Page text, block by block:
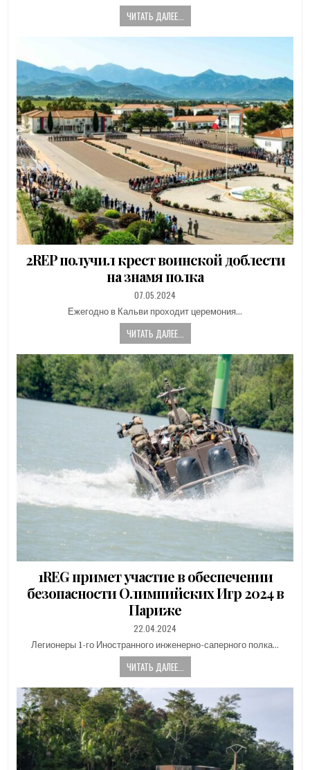
ЧИТАТЬ ДАЛЕЕ...
2REP получил крест воинской доблести
на знамя полка
PUBLISHED
DATE:
07.05.2024
Ежегодно в Кальви проходит церемония…
ЧИТАТЬ ДАЛЕЕ...
1REG примет участие в обеспечении
безопасности Олимпийских Игр 2024 в
Париже
PUBLISHED
DATE:
22.04.2024
Легионеры 1-го Иностранного инженерно-саперного полка…
ЧИТАТЬ ДАЛЕЕ...